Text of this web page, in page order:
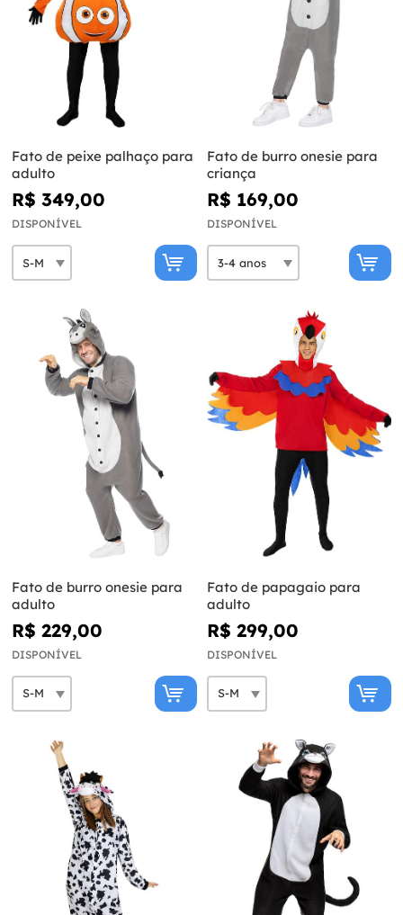
Fato de peixe palhaço para
adulto
R$ 349,00
DISPONÍVEL
Fato de burro onesie para
criança
R$ 169,00
DISPONÍVEL
Fato de burro onesie para
adulto
R$ 229,00
DISPONÍVEL
Fato de papagaio para
adulto
R$ 299,00
DISPONÍVEL